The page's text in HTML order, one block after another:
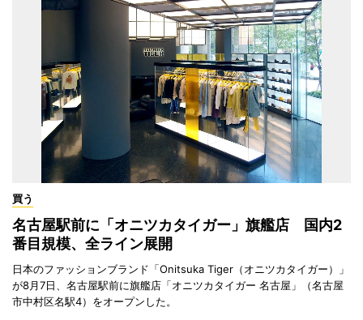
買う
名古屋駅前に「オニツカタイガー」旗艦店 国内2
番目規模、全ライン展開
日本のファッションブランド「Onitsuka Tiger（オニツカタイガー）」
が8月7日、名古屋駅前に旗艦店「オニツカタイガー 名古屋」（名古屋
市中村区名駅4）をオープンした。